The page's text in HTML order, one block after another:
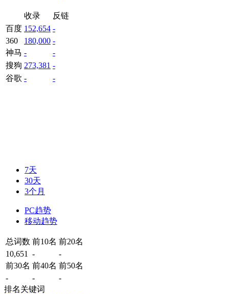
收录
反链
百度 152,654 -
360
180,000 -
神马 -
-
搜狗 273,381 -
谷歌 - -
7天
30天
3个月
PC趋势
移动趋势
总词数 前10名 前20名
10,651
-
-
前30名 前40名 前50名
-
-
-
排名关键词